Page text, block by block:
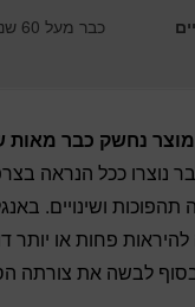
כבר מעל 60 שנה.
מוצר נחשק כבר מאות
נוצרו ככל הנראה
תהפוכות ושינויים.
להיראות פחות או
לבשה את צורתה